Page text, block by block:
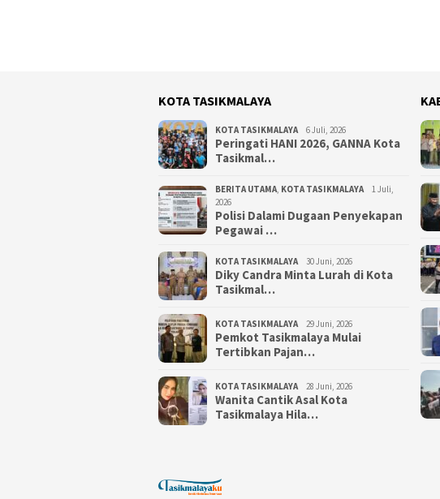
KOTA TASIKMALAYA
KOTA TASIKMALAYA 6 Juli, 2026
Peringati HANI 2026, GANNA Kota
Tasikmal…
BERITA UTAMA, KOTA TASIKMALAYA
1 Juli,
2026
Polisi Dalami Dugaan Penyekapan
Pegawai …
KOTA TASIKMALAYA 30 Juni, 2026
Diky Candra Minta Lurah di Kota
Tasikmal…
KOTA TASIKMALAYA 29 Juni, 2026
Pemkot Tasikmalaya Mulai
Tertibkan Pajan…
KOTA TASIKMALAYA 28 Juni, 2026
Wanita Cantik Asal Kota
Tasikmalaya Hila…